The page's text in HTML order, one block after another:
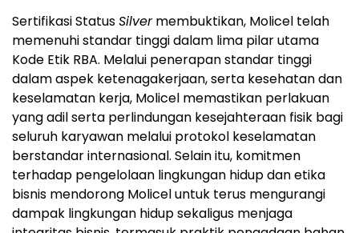
Sertifikasi StatusSilvermembuktikan, Molicel telah
memenuhi standar tinggi dalam lima pilar utama
Kode Etik RBA. Melalui penerapan standar tinggi
dalam aspek ketenagakerjaan, serta kesehatan dan
keselamatan kerja, Molicel memastikan perlakuan
yang adil serta perlindungan kesejahteraan fisik bagi
seluruh karyawan melalui protokol keselamatan
berstandar internasional. Selain itu, komitmen
terhadap pengelolaan lingkungan hidup dan etika
bisnis mendorong Molicel untuk terus mengurangi
dampak lingkungan hidup sekaligus menjaga